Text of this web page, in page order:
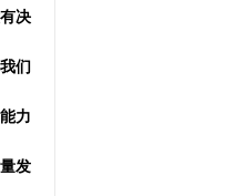
决
们
力
发